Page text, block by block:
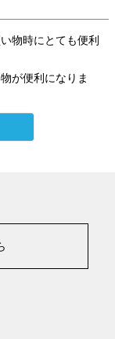
物時にとても便利
が便利になりま